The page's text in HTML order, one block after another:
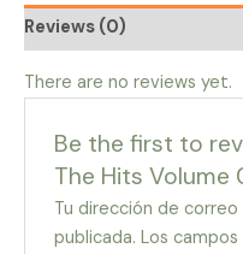
Reviews (0)
There are no reviews yet.
Be the first to
The Hits Volume
Tu dirección de
publicada. Los